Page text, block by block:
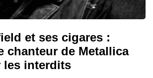
et ses cigares :
chanteur de Metallica
les interdits